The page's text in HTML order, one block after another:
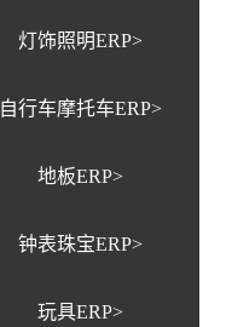
灯饰照明ERP>
自行车摩托车ERP>
地板ERP>
钟表珠宝ERP>
玩具ERP>